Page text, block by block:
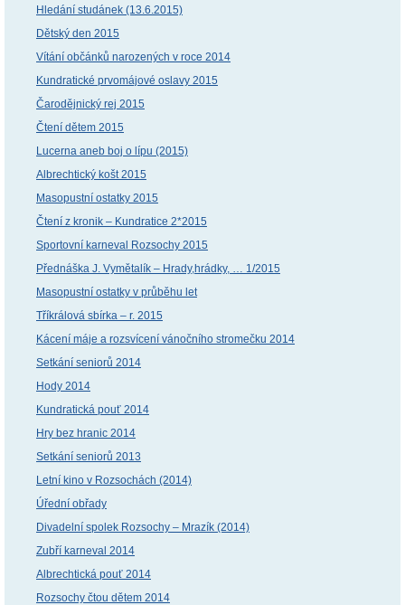
Hledání studánek (13.6.2015)
Dětský den 2015
Vítání občánků narozených v roce 2014
Kundratické prvomájové oslavy 2015
Čarodějnický rej 2015
Čtení dětem 2015
Lucerna aneb boj o lípu (2015)
Albrechtický košt 2015
Masopustní ostatky 2015
Čtení z kronik – Kundratice 2*2015
Sportovní karneval Rozsochy 2015
Přednáška J. Vymětalík – Hrady,hrádky, … 1/2015
Masopustní ostatky v průběhu let
Tříkrálová sbírka – r. 2015
Kácení máje a rozsvícení vánočního stromečku 2014
Setkání seniorů 2014
Hody 2014
Kundratická pouť 2014
Hry bez hranic 2014
Setkání seniorů 2013
Letní kino v Rozsochách (2014)
Úřední obřady
Divadelní spolek Rozsochy – Mrazík (2014)
Zubří karneval 2014
Albrechtická pouť 2014
Rozsochy čtou dětem 2014